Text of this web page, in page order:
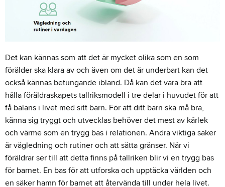
Det kan kännas som att det är mycket olika som en som
förälder ska klara av och även om det är underbart kan det
också kännas betungande ibland. Då kan det vara bra att
hålla föräldraskapets tallriksmodell i tre delar i huvudet för att
få balans i livet med sitt barn. För att ditt barn ska må bra,
känna sig tryggt och utvecklas behöver det mest av kärlek
och värme som en trygg bas i relationen. Andra viktiga saker
är vägledning och rutiner och att sätta gränser. När vi
föräldrar ser till att detta finns på tallriken blir vi en trygg bas
för barnet. En bas för att utforska och upptäcka världen och
en säker hamn för barnet att återvända till under hela livet.